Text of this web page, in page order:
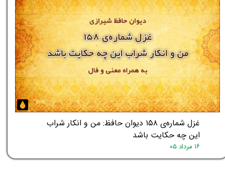
غزل شماره‌ی ۱۵۸ دیوان حافظ: من و انکار شراب
این چه حکایت باشد
۱۶ مرداد ۰۵